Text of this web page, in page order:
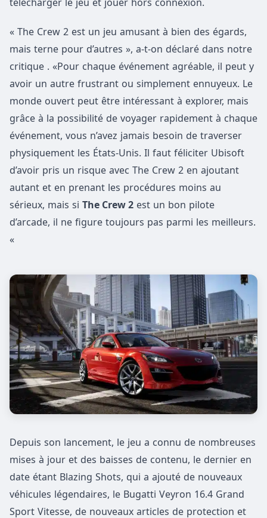
« The Crew 2 est un jeu amusant à bien des égards,
mais terne pour d’autres », a-t-on déclaré dans notre
critique . «Pour chaque événement agréable, il peut y
avoir un autre frustrant ou simplement ennuyeux. Le
monde ouvert peut être intéressant à explorer, mais
grâce à la possibilité de voyager rapidement à chaque
événement, vous n’avez jamais besoin de traverser
physiquement les États-Unis. Il faut féliciter Ubisoft
d’avoir pris un risque avec The Crew 2 en ajoutant
autant et en prenant les procédures moins au
sérieux, mais si The Crew 2 est un bon pilote
d’arcade, il ne figure toujours pas parmi les meilleurs.
«
Depuis son lancement, le jeu a connu de nombreuses
mises à jour et des baisses de contenu, le dernier en
date étant Blazing Shots, qui a ajouté de nouveaux
véhicules légendaires, le Bugatti Veyron 16.4 Grand
Sport Vitesse, de nouveaux articles de protection et